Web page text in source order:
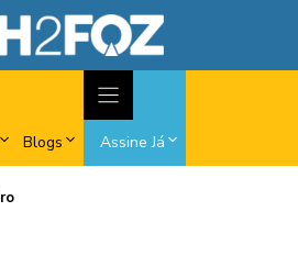
Blogs Assine Já